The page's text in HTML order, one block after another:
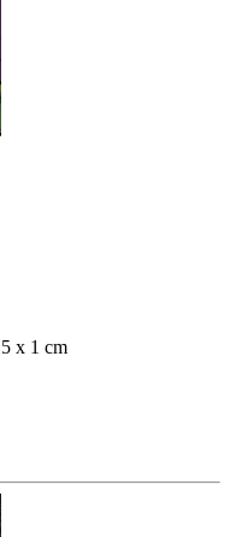
x 1 cm